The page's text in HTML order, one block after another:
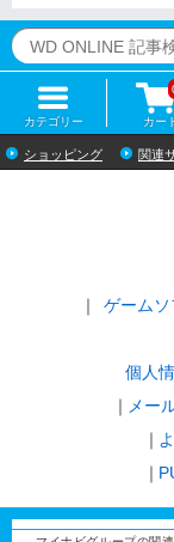
カテゴリー カー
ショッピング 関連
ゲーム
個人
メー